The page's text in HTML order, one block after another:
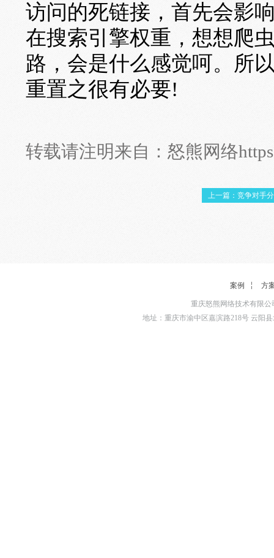
访问的死链接，首先会影
在搜索引擎权重，想想爬
路，会是什么感觉呵。所
重置之很有必要!
转载请注明来自： 怒熊网络
上一篇：竞争对手
案例 方
重庆怒熊网络技术有限
地址：重庆市渝中区嘉滨路218号 云阳